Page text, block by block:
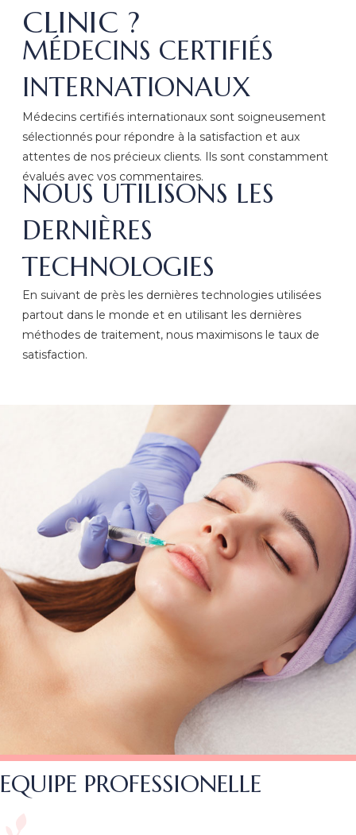
CLINIC ?
MÉDECINS CERTIFIÉS
INTERNATIONAUX
Médecins certifiés internationaux sont soigneusement
sélectionnés pour répondre à la satisfaction et aux
attentes de nos précieux clients. Ils sont constamment
évalués avec vos commentaires.
NOUS UTILISONS LES
DERNIÈRES
TECHNOLOGIES
En suivant de près les dernières technologies utilisées
partout dans le monde et en utilisant les dernières
méthodes de traitement, nous maximisons le taux de
satisfaction.
EQUIPE PROFESSIONELLE